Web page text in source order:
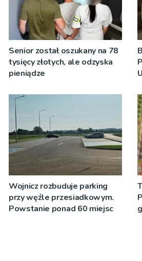
Senior został oszukany na 78
tysięcy złotych, ale odzyska
pieniądze
Wojnicz rozbuduje parking
przy węźle przesiadkowym.
Powstanie ponad 60 miejsc